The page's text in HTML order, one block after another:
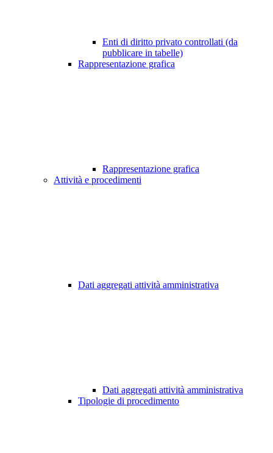
Enti di diritto privato controllati (da
pubblicare in tabelle)
Rappresentazione grafica
Rappresentazione grafica
Attività e procedimenti
Dati aggregati attività amministrativa
Dati aggregati attività amministrativa
Tipologie di procedimento